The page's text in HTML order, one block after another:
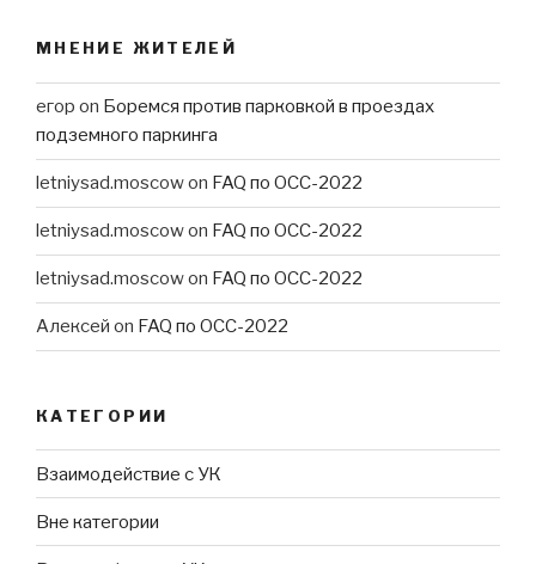
МНЕНИЕ ЖИТЕЛЕЙ
егор on Боремся против парковкой в проездах
подземного паркинга
letniysad.moscowon FAQ по ОСС-2022
letniysad.moscowon FAQ по ОСС-2022
letniysad.moscowon FAQ по ОСС-2022
Алексей on FAQ по ОСС-2022
КАТЕГОРИИ
Взаимодействие с УК
Вне категории